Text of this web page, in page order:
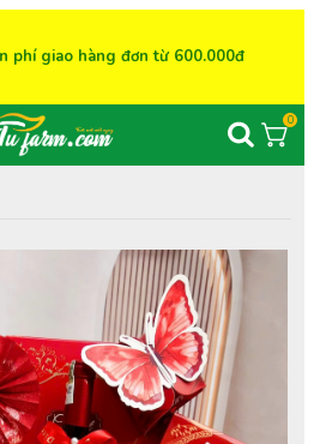
phí giao hàng đơn từ 600.000đ
0